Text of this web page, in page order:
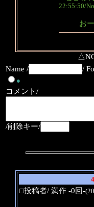
22:55:50/
お
Name /
/
●
コメント/
/削除キー/
□投稿者/ 満作 -0回-